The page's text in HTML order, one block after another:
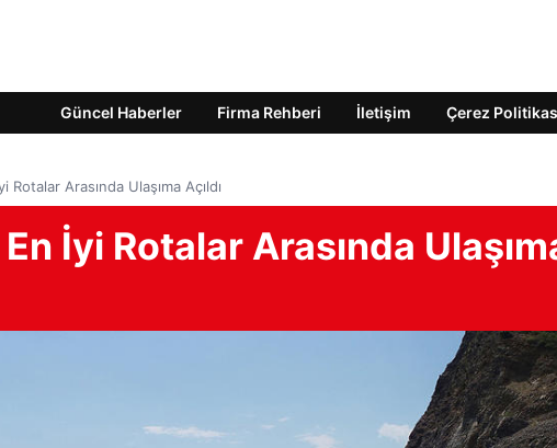
Güncel Haberler Firma Rehberi İletişim Çerez
Arasında Ulaşıma Açıldı
İyi Rotalar Arasında